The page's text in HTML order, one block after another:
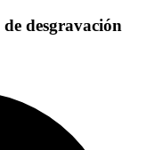
de desgravación